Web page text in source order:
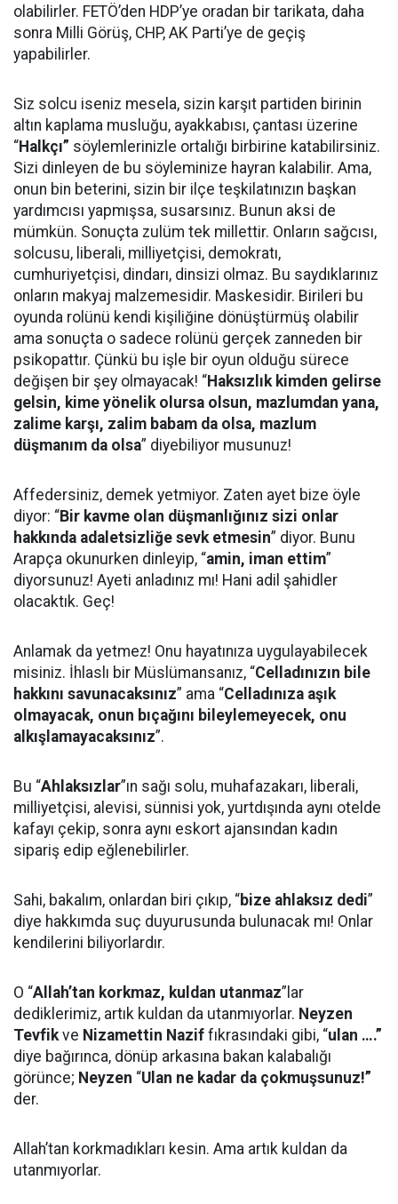
olabilirler. FETÖ’den HDP’ye oradan bir tarikata, daha
sonra Milli Görüş, CHP, AK Parti’ye de geçiş
yapabilirler.
Siz solcu iseniz mesela, sizin karşıt partiden birinin
altın kaplama musluğu, ayakkabısı, çantası üzerine
“Halkçı” söylemlerinizle ortalığı birbirine katabilirsiniz.
Sizi dinleyen de bu söyleminize hayran kalabilir. Ama,
onun bin beterini, sizin bir ilçe teşkilatınızın başkan
yardımcısı yapmışsa, susarsınız. Bunun aksi de
mümkün. Sonuçta zulüm tek millettir. Onların sağcısı,
solcusu, liberali, milliyetçisi, demokratı,
cumhuriyetçisi, dindarı, dinsizi olmaz. Bu saydıklarınız
onların makyaj malzemesidir. Maskesidir. Birileri bu
oyunda rolünü kendi kişiliğine dönüştürmüş olabilir
ama sonuçta o sadece rolünü gerçek zanneden bir
psikopattır. Çünkü bu işle bir oyun olduğu sürece
değişen bir şey olmayacak! “Haksızlık kimden gelirse
gelsin, kime yönelik olursa olsun, mazlumdan yana,
zalime karşı, zalim babam da olsa, mazlum
düşmanım da olsa” diyebiliyor musunuz!
Affedersiniz, demek yetmiyor. Zaten ayet bize öyle
diyor: “Bir kavme olan düşmanlığınız sizi onlar
hakkında adaletsizliğe sevk etmesin” diyor. Bunu
Arapça okunurken dinleyip, “amin, iman ettim”
diyorsunuz! Ayeti anladınız mı! Hani adil şahidler
olacaktık. Geç!
Anlamak da yetmez! Onu hayatınıza uygulayabilecek
misiniz. İhlaslı bir Müslümansanız, “Celladınızın bile
hakkını savunacaksınız” ama “Celladınıza aşık
olmayacak, onun bıçağını bileylemeyecek, onu
alkışlamayacaksınız”.
Bu “Ahlaksızlar”ın sağı solu, muhafazakarı, liberali,
milliyetçisi, alevisi, sünnisi yok, yurtdışında aynı otelde
kafayı çekip, sonra aynı eskort ajansından kadın
sipariş edip eğlenebilirler.
Sahi, bakalım, onlardan biri çıkıp, “bize ahlaksız dedi”
diye hakkımda suç duyurusunda bulunacak mı! Onlar
kendilerini biliyorlardır.
O “Allah’tan korkmaz, kuldan utanmaz”lar
dediklerimiz, artık kuldan da utanmıyorlar. Neyzen
Tevfikve Nizamettin Nazif fıkrasındaki gibi, “ulan ….”
diye bağırınca, dönüp arkasına bakan kalabalığı
görünce; Neyzen “Ulan ne kadar da çokmuşsunuz!”
der.
Allah’tan korkmadıkları kesin. Ama artık kuldan da
utanmıyorlar.